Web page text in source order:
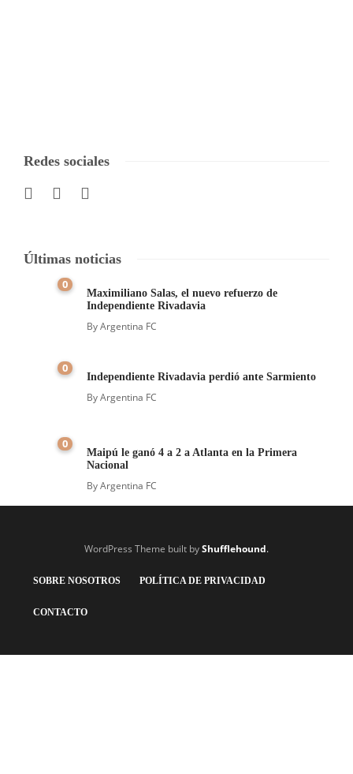
Redes sociales
Últimas noticias
0
Maximiliano Salas, el nuevo refuerzo de
Independiente Rivadavia
ByArgentina FC
0
Independiente Rivadavia perdió ante Sarmiento
ByArgentina FC
0
Maipú le ganó 4 a 2 a Atlanta en la Primera
Nacional
ByArgentina FC
WordPress Theme built byShufflehound.
SOBRE NOSOTROS POLÍTICA DE PRIVACIDAD
CONTACTO